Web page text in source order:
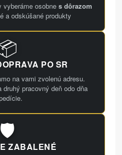
vyberáme osobne s dôrazom
a odskúšané produkty
PO SR
na vami zvolenú adresu.
druhý pracovný deň odo dňa
🛡️
ZABALENÉ